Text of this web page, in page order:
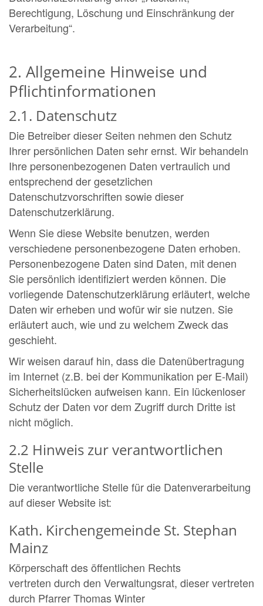
Berechtigung, Löschung und Einschränkung der
Verarbeitung“.
2. Allgemeine Hinweise und
Pflichtinformationen
2.1. Datenschutz
Die Betreiber dieser Seiten nehmen den Schutz
Ihrer persönlichen Daten sehr ernst. Wir behandeln
Ihre personenbezogenen Daten vertraulich und
entsprechend der gesetzlichen
Datenschutzvorschriften sowie dieser
Datenschutzerklärung.
Wenn Sie diese Website benutzen, werden
verschiedene personenbezogene Daten erhoben.
Personenbezogene Daten sind Daten, mit denen
Sie persönlich identifiziert werden können. Die
vorliegende Datenschutzerklärung erläutert, welche
Daten wir erheben und wofür wir sie nutzen. Sie
erläutert auch, wie und zu welchem Zweck das
geschieht.
Wir weisen darauf hin, dass die Datenübertragung
im Internet (z.B. bei der Kommunikation per E-Mail)
Sicherheitslücken aufweisen kann. Ein lückenloser
Schutz der Daten vor dem Zugriff durch Dritte ist
nicht möglich.
2.2 Hinweis zur verantwortlichen
Stelle
Die verantwortliche Stelle für die Datenverarbeitung
auf dieser Website ist:
Kath. Kirchengemeinde St. Stephan
Mainz
Körperschaft des öffentlichen Rechts
vertreten durch den Verwaltungsrat, dieser vertreten
durch Pfarrer Thomas Winter